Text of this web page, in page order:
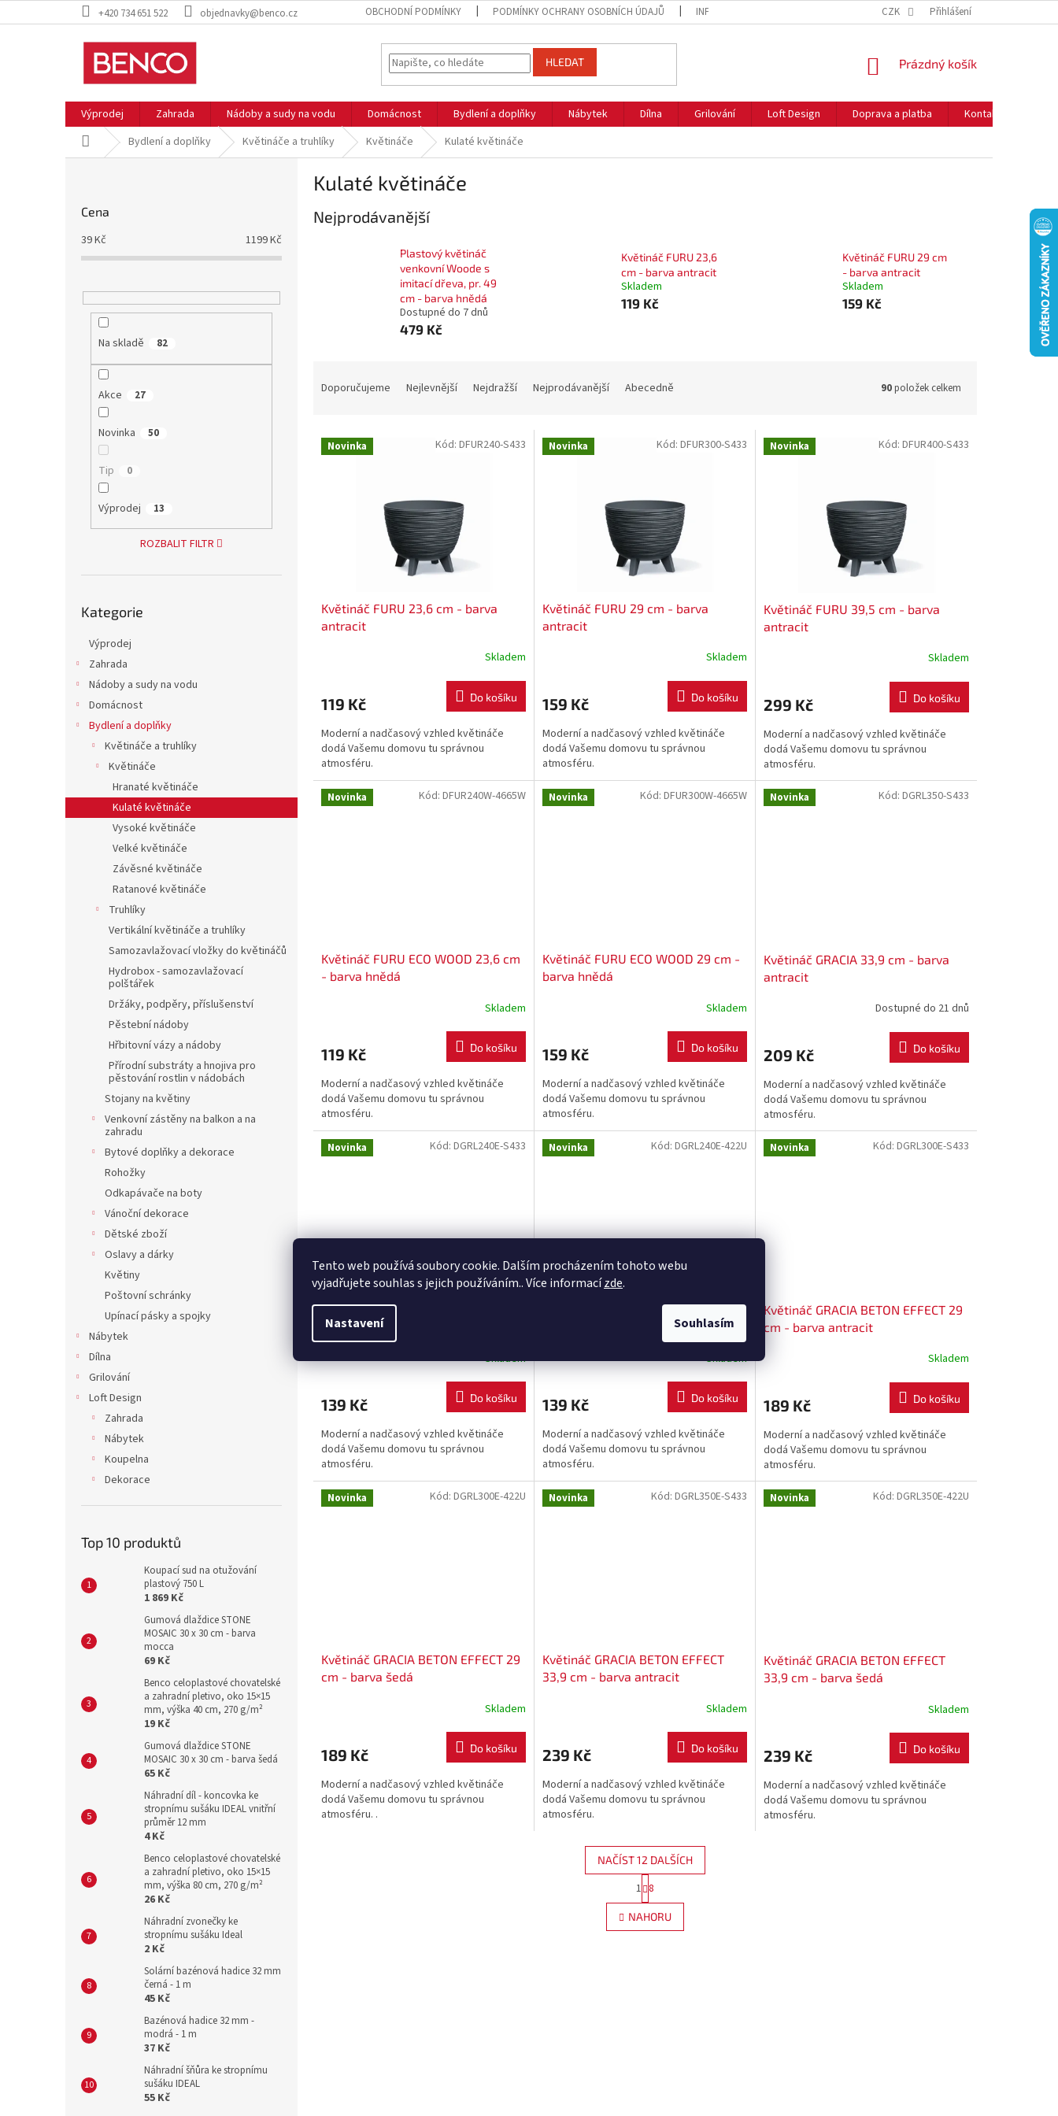
Tento web používá soubory cookie. Dalším procházením tohoto webu
vyjadřujete souhlas s jejich používáním.. Více informacízde.
Nastavení Souhlasím
na
+420 734 651 522 objednavky@benco.cz OBCHODNÍ PODMÍNKY PODMÍNKY OCHRANY OSOBNÍCH ÚDAJŮ INFORMACE O COOKIES NEJČASTĚJŠÍ OTÁZKY
CZK Přihlášení
HLEDAT
NÁKUPNÍ
Prázdný košík
Výprodej Zahrada Nádoby a sudy na vodu Domácnost Bydlení a doplňky Nábytek Dílna Grilování Loft Design Doprava a platba Kontakty
Domů Bydlení a doplňky Květináče a truhlíky Květináče Kulaté květináče
Cena
39Kč 1199Kč
Na skladě 82
Akce 27
Novinka 50
Tip 0
Výprodej 13
ROZBALIT FILTR
kategorie
Kategorie
Výprodej
Zahrada
Nádoby a sudy na vodu
Domácnost
Bydlení a doplňky
Květináče a truhlíky
Květináče
Hranaté květináče
Kulaté květináče
Vysoké květináče
Velké květináče
Závěsné květináče
Ratanové květináče
Truhlíky
Vertikální květináče a truhlíky
Samozavlažovací vložky do květináčů
Hydrobox - samozavlažovací
polštářek
Držáky, podpěry, příslušenství
Pěstební nádoby
Hřbitovní vázy a nádoby
Přírodní substráty a hnojiva pro
pěstování rostlin v nádobách
Stojany na květiny
Venkovní zástěny na balkon a na
zahradu
Bytové doplňky a dekorace
Rohožky
Odkapávače na boty
Vánoční dekorace
Dětské zboží
Oslavy a dárky
Květiny
Poštovní schránky
Upínací pásky a spojky
Nábytek
Dílna
Grilování
Loft Design
Zahrada
Nábytek
Koupelna
Dekorace
Top 10 produktů
Koupací sud na otužování
plastový 750 L
1 869 Kč
Gumová dlaždice STONE
MOSAIC 30 x 30 cm - barva
mocca
69 Kč
Benco celoplastové chovatelské
a zahradní pletivo, oko 15×15
mm, výška 40 cm, 270 g/m²
19 Kč
Gumová dlaždice STONE
MOSAIC 30 x 30 cm - barva šedá
65 Kč
Náhradní díl - koncovka ke
stropnímu sušáku IDEAL vnitřní
průměr 12 mm
4 Kč
Benco celoplastové chovatelské
a zahradní pletivo, oko 15×15
mm, výška 80 cm, 270 g/m²
26 Kč
Náhradní zvonečky ke
stropnímu sušáku Ideal
2 Kč
Solární bazénová hadice 32 mm
černá - 1 m
45 Kč
Bazénová hadice 32 mm -
modrá - 1 m
37 Kč
Náhradní šňůra ke stropnímu
sušáku IDEAL
55 Kč
Kulaté květináče
Nejprodávanější
Plastový květináč
venkovní Woode s
imitací dřeva, pr. 49
cm - barva hnědá
Dostupné do 7 dnů
479 Kč
Květináč FURU 23,6
cm - barva antracit
Skladem
119 Kč
Květináč FURU 29 cm
- barva antracit
Skladem
159 Kč
n
Doporučujeme Nejlevnější Nejdražší Nejprodávanější Abecedně 90položek celkem
V Novinka
Květináč FURU 23,6 cm - barva
antracit
Skladem
119 Kč Do košíku
Moderní a nadčasový vzhled květináče
dodá Vašemu domovu tu správnou
atmosféru.
Kód: DFUR240-S433 Novinka
Květináč FURU 29 cm - barva
antracit
Skladem
159 Kč Do košíku
Moderní a nadčasový vzhled květináče
dodá Vašemu domovu tu správnou
atmosféru.
Kód: DFUR300-S433 Novinka
Květináč FURU 39,5 cm - barva
antracit
Skladem
299 Kč Do košíku
Moderní a nadčasový vzhled květináče
dodá Vašemu domovu tu správnou
atmosféru.
Kód: DFUR400-S433
Novinka
Květináč FURU ECO WOOD 23,6 cm
- barva hnědá
Skladem
119 Kč Do košíku
Moderní a nadčasový vzhled květináče
dodá Vašemu domovu tu správnou
atmosféru.
Kód: DFUR240W-4665W Novinka
Květináč FURU ECO WOOD 29 cm -
barva hnědá
Skladem
159 Kč Do košíku
Moderní a nadčasový vzhled květináče
dodá Vašemu domovu tu správnou
atmosféru.
Kód: DFUR300W-4665W Novinka
Květináč GRACIA 33,9 cm - barva
antracit
Dostupné do 21 dnů
209 Kč Do košíku
Moderní a nadčasový vzhled květináče
dodá Vašemu domovu tu správnou
atmosféru.
Kód: DGRL350-S433
Novinka
Květináč GRACIA BETON EFFECT
23,8 cm - barva antracit
Skladem
139 Kč Do košíku
Moderní a nadčasový vzhled květináče
dodá Vašemu domovu tu správnou
atmosféru.
Kód: DGRL240E-S433 Novinka
Květináč GRACIA BETON EFFECT
Skladem
139 Kč Do košíku
Moderní a nadčasový vzhled květináče
dodá Vašemu domovu tu správnou
atmosféru.
Kód: DGRL240E-422U Novinka
Květináč GRACIA BETON EFFECT 29
cm - barva antracit
Skladem
189 Kč Do košíku
Moderní a nadčasový vzhled květináče
dodá Vašemu domovu tu správnou
atmosféru.
Kód: DGRL300E-S433
Novinka
Květináč GRACIA BETON EFFECT 29
cm - barva šedá
Skladem
189 Kč Do košíku
Moderní a nadčasový vzhled květináče
dodá Vašemu domovu tu správnou
atmosféru. .
Kód: DGRL300E-422U Novinka
Květináč GRACIA BETON EFFECT
33,9 cm - barva antracit
Skladem
239 Kč Do košíku
Moderní a nadčasový vzhled květináče
dodá Vašemu domovu tu správnou
atmosféru.
Kód: DGRL350E-S433 Novinka
Květináč GRACIA BETON EFFECT
33,9 cm - barva šedá
Skladem
239 Kč Do košíku
Moderní a nadčasový vzhled květináče
dodá Vašemu domovu tu správnou
atmosféru.
Kód: DGRL350E-422U
O
v
l
NAČÍST 12 DALŠÍCH
t
r
á
n
1 8
NAHORU